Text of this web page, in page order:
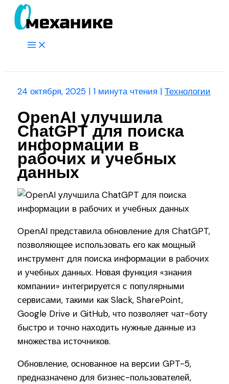
Перейти
Main
24 октября, 2025 |1 минута чтения |Технологии
OpenAI улучшила
ChatGPT для поиска
информации в
рабочих и учебных
данных
OpenAI представила обновление для ChatGPT,
позволяющее использовать его как мощный
инструмент для поиска информации в рабочих
и учебных данных. Новая функция «знания
компании» интегрируется с популярными
сервисами, такими как Slack, SharePoint,
Google Drive и GitHub, что позволяет чат-боту
быстро и точно находить нужные данные из
множества источников.
Обновление, основанное на версии GPT-5,
предназначено для бизнес-пользователей,